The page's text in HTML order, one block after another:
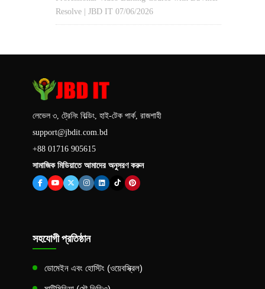
Resolve | JBD IT 07/06/2026
লেভেল ৩, ট্রেনিং বিল্ডিং, হাই-টেক পার্ক, রাজশাহী
support@jbdit.com.bd
+88 01716 905615
সামাজিক মিডিয়াতে আমাদের অনুসরণ করুন
সহযোগী প্রতিষ্ঠান
ডোমেইন এবং হোস্টিং (ওয়েবস্ক্রিল)